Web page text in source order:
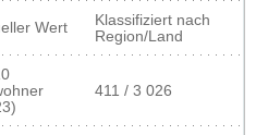
Wert
Klassifiziert nach
Region/Land
411 / 3 026